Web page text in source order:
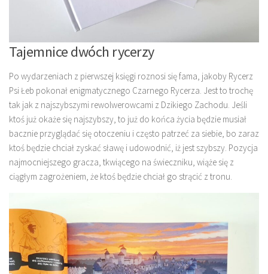
Tajemnice dwóch rycerzy
Po wydarzeniach z pierwszej księgi roznosi się fama, jakoby Rycerz
Psi Łeb pokonał enigmatycznego Czarnego Rycerza. Jest to trochę
tak jak z najszybszymi rewolwerowcami z Dzikiego Zachodu. Jeśli
ktoś już okaże się najszybszy, to już do końca życia będzie musiał
bacznie przyglądać się otoczeniu i często patrzeć za siebie, bo zaraz
ktoś będzie chciał zyskać sławę i udowodnić, iż jest szybszy. Pozycja
najmocniejszego gracza, tkwiącego na świeczniku, wiąże się z
ciągłym zagrożeniem, że ktoś będzie chciał go strącić z tronu.